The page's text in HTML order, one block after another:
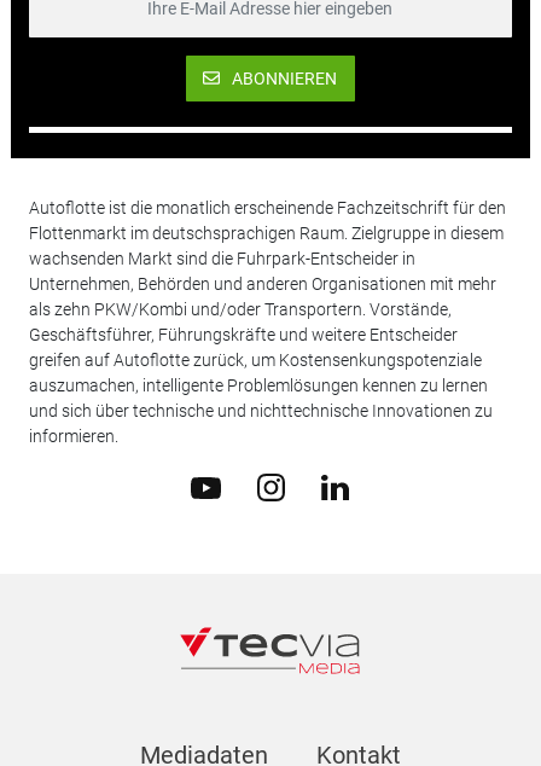
ABONNIEREN
Autoflotte ist die monatlich erscheinende Fachzeitschrift für den
Flottenmarkt im deutschsprachigen Raum. Zielgruppe in diesem
wachsenden Markt sind die Fuhrpark-Entscheider in
Unternehmen, Behörden und anderen Organisationen mit mehr
als zehn PKW/Kombi und/oder Transportern. Vorstände,
Geschäftsführer, Führungskräfte und weitere Entscheider
greifen auf Autoflotte zurück, um Kostensenkungspotenziale
auszumachen, intelligente Problemlösungen kennen zu lernen
und sich über technische und nichttechnische Innovationen zu
informieren.
Mediadaten Kontakt